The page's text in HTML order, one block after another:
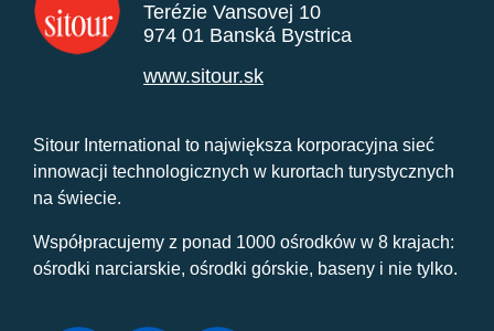
Terézie Vansovej 10
974 01 Banská Bystrica
www.sitour.sk
Sitour International to największa korporacyjna sieć
innowacji technologicznych w kurortach turystycznych
na świecie.
Współpracujemy z ponad 1000 ośrodków w 8 krajach:
ośrodki narciarskie, ośrodki górskie, baseny i nie tylko.